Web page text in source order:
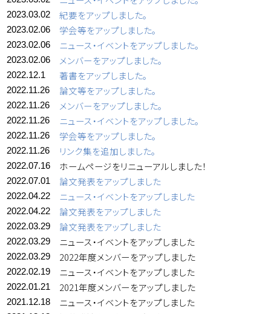
2023.03.02 紀要をアップしました。
2023.02.06 学会等をアップしました。
2023.02.06 ニュース・イベントをアップしました。
2023.02.06 メンバーをアップしました。
2022.12.1 著書をアップしました。
2022.11.26 論文等をアップしました。
2022.11.26 メンバーをアップしました。
2022.11.26 ニュース・イベントをアップしました。
2022.11.26 学会等をアップしました。
2022.11.26 リンク集を追加しました。
2022.07.16 ホームページをリニューアルしました！
2022.07.01 論文発表をアップしました
2022.04.22 ニュース・イベントをアップしました
2022.04.22 論文発表をアップしました
2022.03.29 論文発表をアップしました
2022.03.29 ニュース・イベントをアップしました
2022.03.29 2022年度メンバーをアップしました
2022.02.19 ニュース・イベントをアップしました
2022.01.21 2021年度メンバーをアップしました
2021.12.18 ニュース・イベントをアップしました